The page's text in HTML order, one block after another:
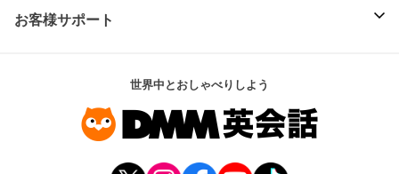
お客様サポート
世界中とおしゃべりしよう